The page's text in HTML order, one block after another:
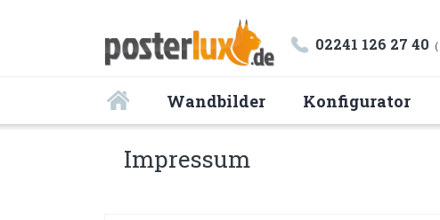
02241 126 27 40 (
Wandbilder Konfigurator
Impressum